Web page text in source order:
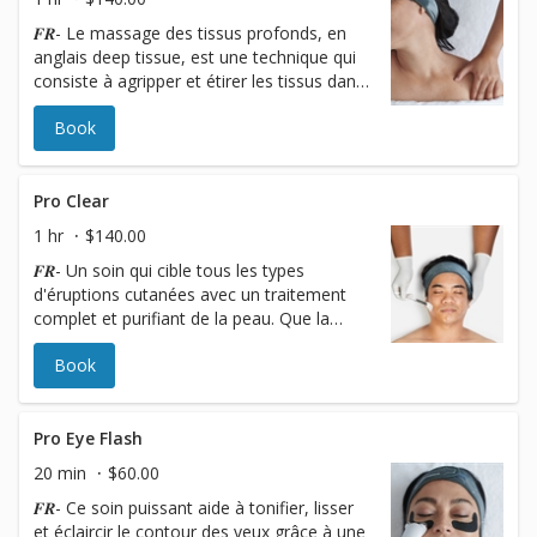
𝑭𝑹- Le massage des tissus profonds, en
anglais deep tissue, est une technique qui
consiste à agripper et étirer les tissus dans
l’optique de relâcher les fibres musculaires
profondes entre les différentes couches de
muscles afin de tonifier le visage, cou, et
régénérants sont utilisés pour lisser,
raffermir et éclaircir le teint inégal 𝑬𝑵- This
invigorating neck and skin treatment
utilizes deep tissue facial massage to
release tension and visibly tone the face,
neck and décolleté. Retexturizing and
replenishing products are used to
smoothen, firm, and brighten uneven tone.
Book
Pro Clear
1 hr
$140.00
𝑭𝑹- Un soin qui cible tous les types
d'éruptions cutanées avec un traitement
complet et purifiant de la peau. Que la
peau ai des points noirs ou des éruptions
actives. Ce traitement professionnel de la
peau aidera à éliminer et à calmer la
éruption en utilisant des actifs de qualité
professionnelle et des techniques
apaisantes pour la peau. 𝑬𝑵-: This
treatment targets all types of breakouts
Book
Pro Eye Flash
20 min
$60.00
𝑭𝑹- Ce soin puissant aide à tonifier, lisser
et éclaircir le contour des yeux grâce à une